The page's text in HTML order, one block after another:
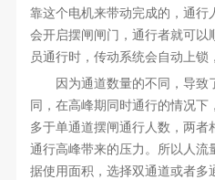
靠这个电机来带动完成的，通
会开启摆闸闸门，通行者就可以
员通行时，传动系统会自动上锁
因为通道数量的不同，导致
同，在高峰期同时通行的情况
多于单通道摆闸通行人数，两
通行高峰带来的压力。所以人
据使用面积，选择双通道或者多